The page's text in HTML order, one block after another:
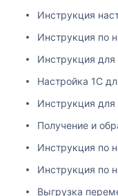
Инструкция
Инструкция по
Инструкция для
Настройка 1С
Инструкция
Получение и
Инструкция по
Инструкция по
Выгрузка